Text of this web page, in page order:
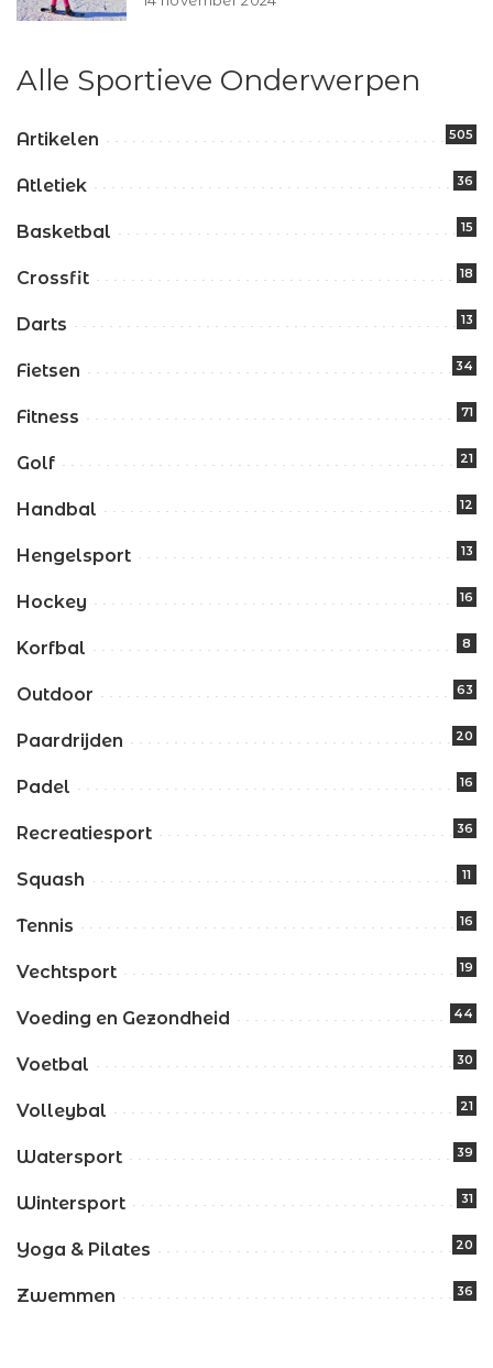
Alle Sportieve Onderwerpen
Artikelen 505
Atletiek 36
Basketbal 15
Crossfit 18
Darts 13
Fietsen 34
Fitness 71
Golf 21
Handbal 12
Hengelsport 13
Hockey 16
Korfbal 8
Outdoor 63
Paardrijden 20
Padel 16
Recreatiesport 36
Squash 11
Tennis 16
Vechtsport 19
Voeding en Gezondheid 44
Voetbal 30
Volleybal 21
Watersport 39
Wintersport 31
Yoga & Pilates 20
Zwemmen 36